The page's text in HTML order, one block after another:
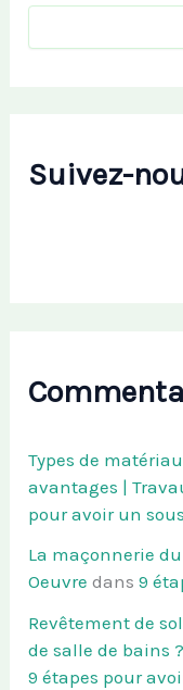
Suivez-
Types de
avantages |
pour avoir un
La maçonnerie
Oeuvre dans9
Revêtement de
de salle de bains
9 étapes pour